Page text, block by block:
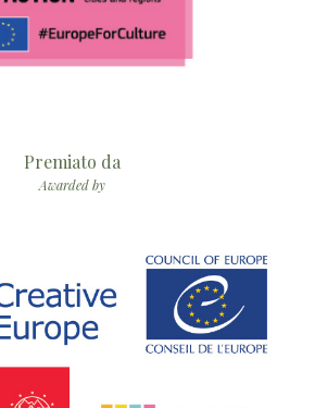
Premiato da
Awarded by